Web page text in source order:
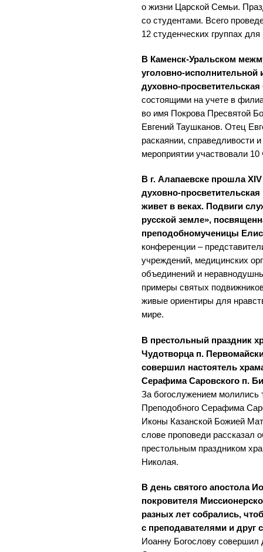
о жизни Царской Семьи.
со студентами. Всего
12 студенческих группах
В Каменск-Уральском
уголовно-
духовно-просветительская
состоящими на учете в
во имя Покрова Пресвятой
Евгений Таушканов. Отец
раскаянии, справедливости
мероприятии участвовали 10
В г. Алапаевске прошла
живет в веках. Подвиги
русской земле»,
преподобномученицы
конференции –
учреждений, медицинских
объединений и
примеры святых
живые ориентиры для
мире.
В престольный праздник
Чудотворца п.
совершил настоятель
Серафима Саровского п.
За богослужением молились
Преподобного Серафима
Иконы Казанской Божией
слове проповеди рассказал
престольным праздником
Николая.
В день святого апостола
покровителя
разных лет собрались,
с преподавателями и друг
Иоанну Богослову совершил